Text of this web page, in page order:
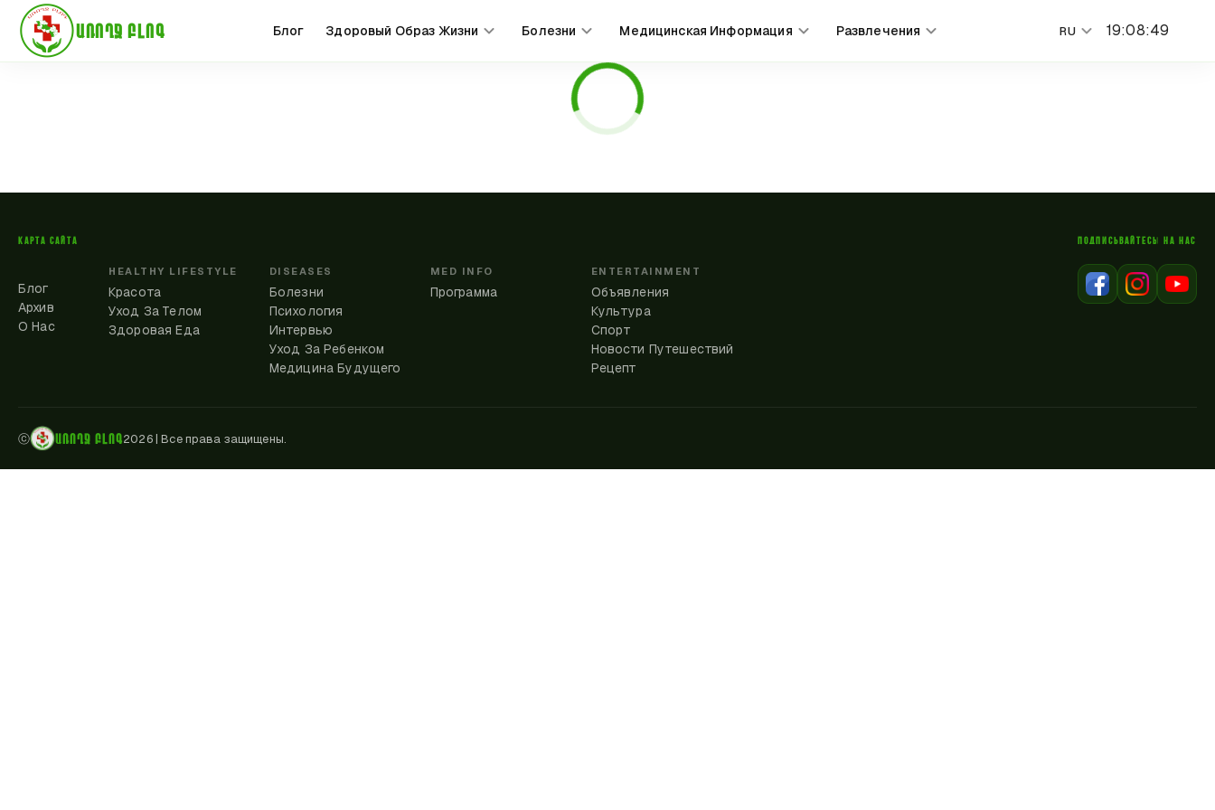
ԱՌՈՂՋ ԲԼՈԳ Блог Здоровый Образ Жизни Болезни Медицинская Информация Развлечения RU 19:08:49
КАРТА САЙТА
Блог
Архив
О Нас
HEALTHY LIFESTYLE
Красота
Уход За Телом
Здоровая Еда
DISEASES
Болезни
Психология
Интервью
Уход За Ребенком
Медицина Будущего
MED INFO
Программа
ENTERTAINMENT
Объявления
Культура
Спорт
Новости Путешествий
Рецепт
ПОДПИСЫВАЙТЕСЬ НА НАС
ⓒ ԱՌՈՂՋ ԲԼՈԳ2026|Все права защищены.